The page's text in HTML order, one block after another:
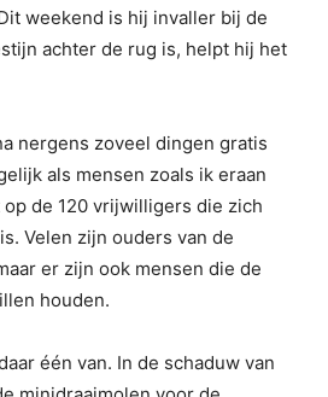
weekend is hij invaller bij de
achter de rug is, helpt hij het
nergens zoveel dingen gratis
als mensen zoals ik eraan
de 120 vrijwilligers die zich
Velen zijn ouders van de
er zijn ook mensen die de
houden.
één van. In de schaduw van